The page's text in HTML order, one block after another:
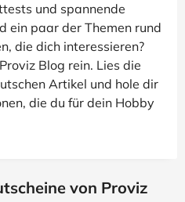
und spannende
ein paar der Themen rund
die dich interessieren?
Blog rein. Lies die
Artikel und hole dir
die du für dein Hobby
von Proviz